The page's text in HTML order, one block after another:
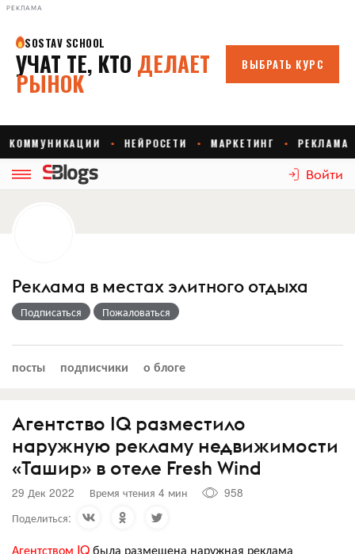
РЕКЛАМА
Войти
Реклама в местах элитного отдыха
Подписаться Пожаловаться
посты подписчики о блоге
Агентство IQ разместило
наружную рекламу недвижимости
«Ташир» в отеле Fresh Wind
29 Дек 2022 Время чтения 4 мин
958
Поделиться:
Агентством IQбыла размещена наружная реклама